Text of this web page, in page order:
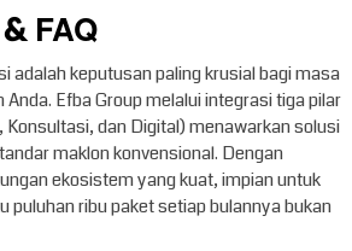
FAQ
adalah keputusan paling krusial bagi masa
Efba Group melalui integrasi tiga pilar
dan Digital) menawarkan solusi
maklon konvensional. Dengan
ekosistem yang kuat, impian untuk
puluhan ribu paket setiap bulannya bukan